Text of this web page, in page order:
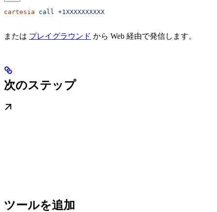
cartesia call +1XXXXXXXXXX
または プレイグラウンド から Web 経由で発信します。
次のステップ
ツールを追加